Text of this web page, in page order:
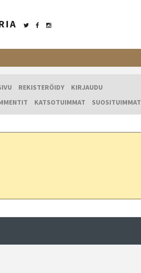
REKISTERÖIDY
KIRJAUDU
KATSOTUIMMAT SUOSITUIMMAT